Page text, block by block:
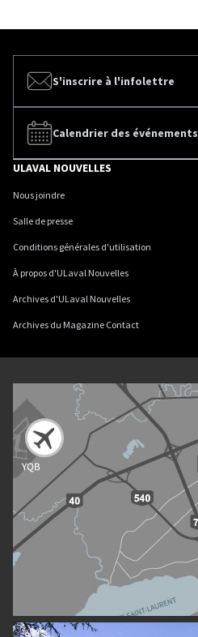
S'inscrire à l'infolettre
Calendrier des événements
ULAVAL NOUVELLES
Nous joindre
Salle de presse
Conditions générales d'utilisation
À propos d'ULaval Nouvelles
Archives d'ULaval Nouvelles
Archives du Magazine Contact